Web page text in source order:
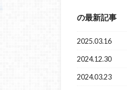
の最新記事
2025.03.16
2024.12.30
2024.03.23